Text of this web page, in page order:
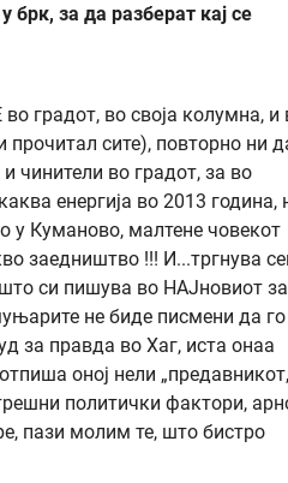
за да разберат кај се
градот, во своја колумна, и
прочитал сите), повторно ни
чинители во градот, за во
енергија во 2013 година,
у Куманово, малтене човекот
заедништво !!! И...тргнува
си пишува во НАЈновиот
не биде писмени да го
за правда во Хаг, иста онаа
оној нели
политички фактори,
пази молим те, што бистро